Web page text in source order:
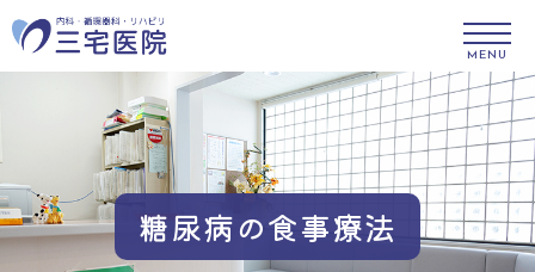
MENU
糖尿病の食事療法